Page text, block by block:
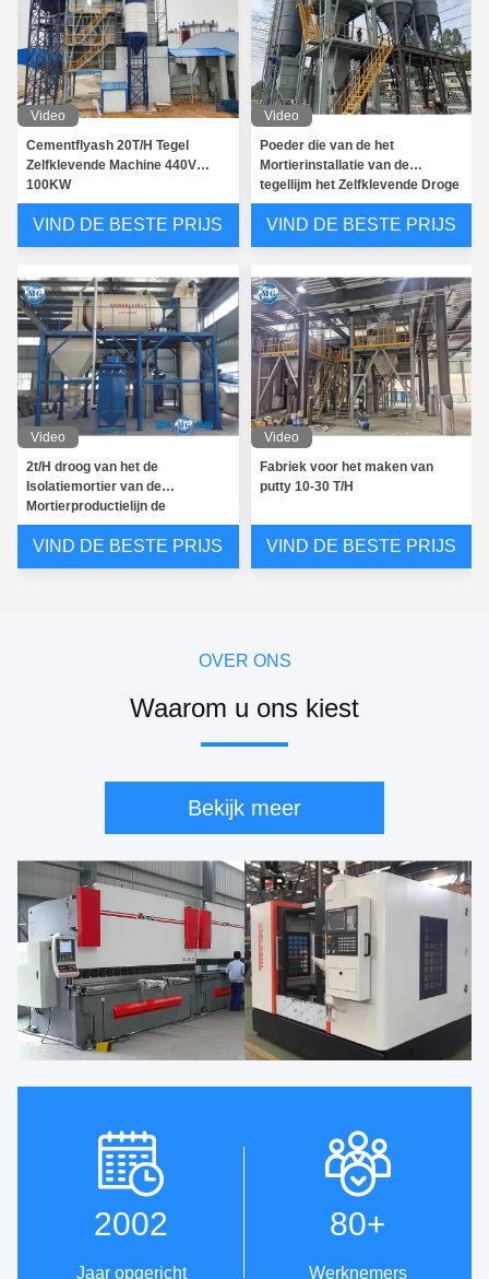
Video
Cementflyash 20T/H Tegel
Zelfklevende Machine 440V
100KW
VIND DE BESTE PRIJS
Video
Poeder die van de het
Mortierinstallatie van de
tegellijm het Zelfklevende Droge
Materiaal mengen 20 - 30 T/H
Capaciteit
VIND DE BESTE PRIJS
Video
2t/H droog van het de
Isolatiemortier van de
Mortierproductielijn de
Productielijnsgs Certificaat
VIND DE BESTE PRIJS
Video
Fabriek voor het maken van
putty 10-30 T/H
VIND DE BESTE PRIJS
OVER ONS
Waarom u ons kiest
Bekijk meer
2002
Jaar opgericht
80+
Werknemers